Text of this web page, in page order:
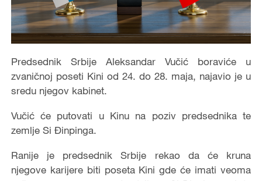
Predsednik Srbije Aleksandar Vučić boraviće u
zvaničnoj poseti Kini od 24. do 28. maja, najavio je u
sredu njegov kabinet.
Vučić će putovati u Kinu na poziv predsednika te
zemlje Si Đinpinga.
Ranije je predsednik Srbije rekao da će kruna
njegove karijere biti poseta Kini gde će imati veoma